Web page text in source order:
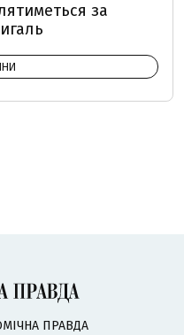
за
ПРАВДА